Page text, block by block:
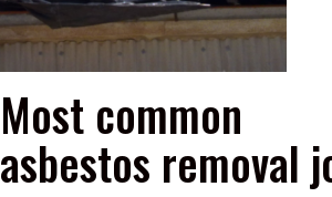
Most common
asbestos removal